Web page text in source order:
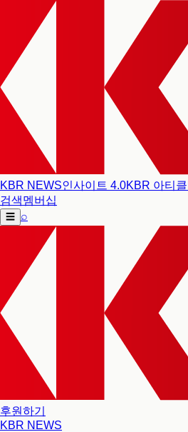
KBR NEWS인사이트 4.0KBR 아티클
검색멤버십
☰ ⌕
후원하기
KBR NEWS